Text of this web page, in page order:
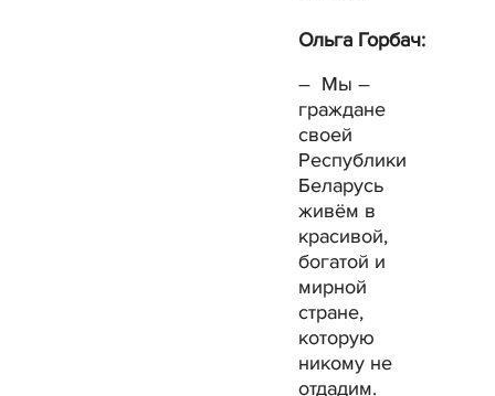
Ольга Горбач:
– Мы –
граждане
своей
Республики
Беларусь
живём в
красивой,
богатой и
мирной
стране,
которую
никому не
отдадим.